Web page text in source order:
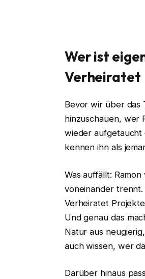
Wer ist
Verheiratet
Bevor wir über das
hinzuschauen, wer
wieder aufgetaucht
kennen ihn als
Was auffällt:
voneinander
Verheiratet
Und genau das
Natur aus
auch wissen, wer
Darüber hinaus